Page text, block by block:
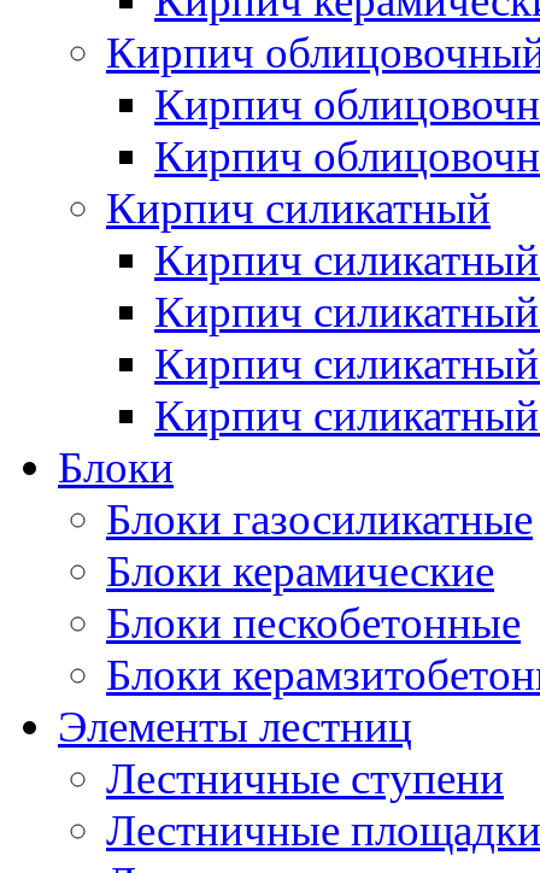
Кирпич
Кирпич
Кирпич
Кирпич силикатный
Кирпич
Кирпич
Кирпич
Кирпич
Блоки
Блоки газосиликатные
Блоки керамические
Блоки пескобетонные
Блоки
Элементы лестниц
Лестничные ступени
Лестничные площадки